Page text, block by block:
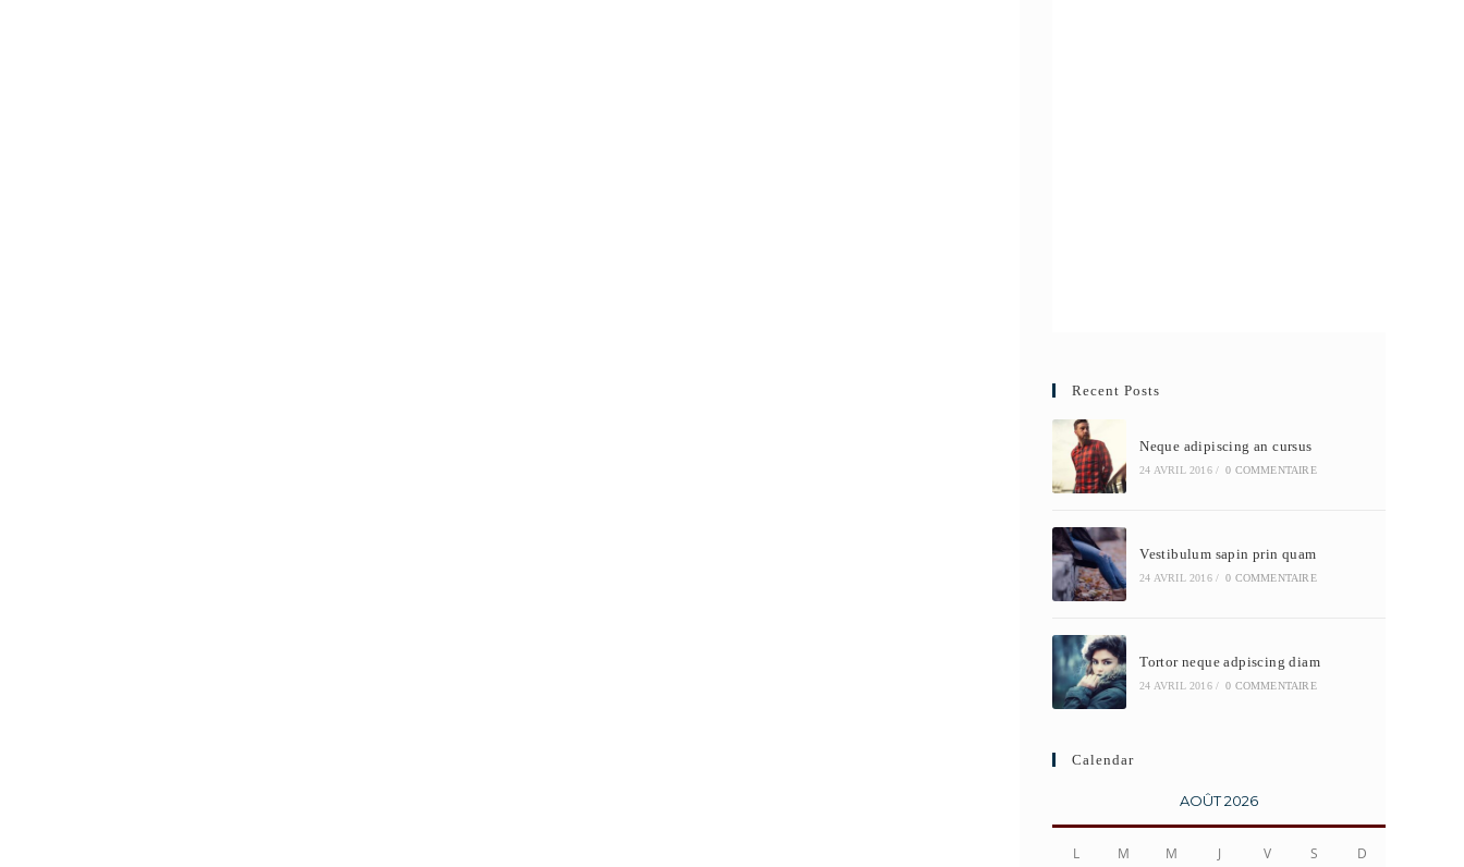
Recent Posts
Neque adipiscing an cursus
24 AVRIL 2016 / 0 COMMENTAIRE
Vestibulum sapin prin quam
24 AVRIL 2016 / 0 COMMENTAIRE
Tortor neque adpiscing diam
24 AVRIL 2016 / 0 COMMENTAIRE
Calendar
AOÛT 2026
L M M J V S D